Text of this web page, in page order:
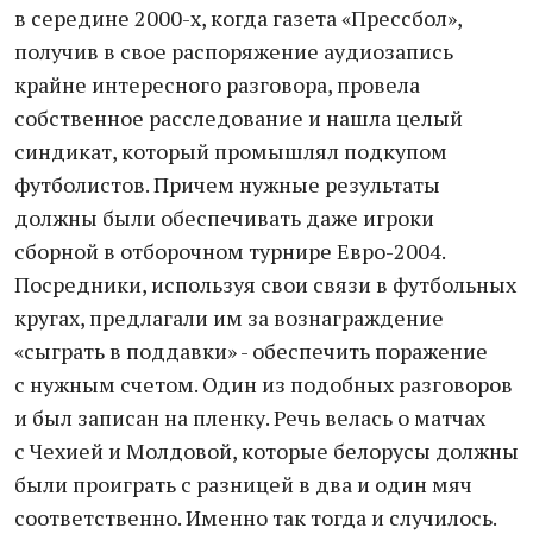
в середине 2000-х, когда газета «Прессбол»,
получив в свое распоряжение аудиозапись
крайне интересного разговора, провела
собственное расследование и нашла целый
синдикат, который промышлял подкупом
футболистов. Причем нужные результаты
должны были обеспечивать даже игроки
сборной в отборочном турнире Евро-2004.
Посредники, используя свои связи в футбольных
кругах, предлагали им за вознаграждение
«сыграть в поддавки» - обеспечить поражение
с нужным счетом. Один из подобных разговоров
и был записан на пленку. Речь велась о матчах
с Чехией и Молдовой, которые белорусы должны
были проиграть с разницей в два и один мяч
соответственно. Именно так тогда и случилось.